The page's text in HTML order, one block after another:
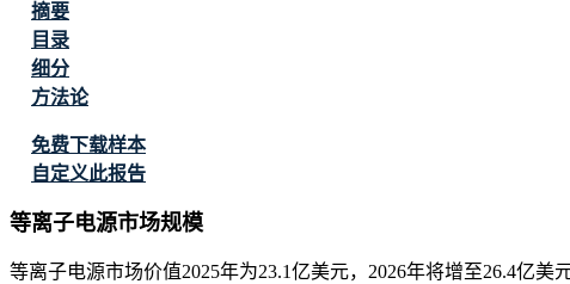
摘要
目录
细分
方法论
免费下载样本
自定义此报告
等离子电源市场规模
等离子电源市场价值2025年为23.1亿美元，2026年将增至26.4亿